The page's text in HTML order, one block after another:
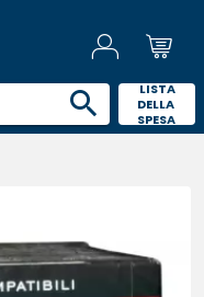
LISTA
DELLA
SPESA